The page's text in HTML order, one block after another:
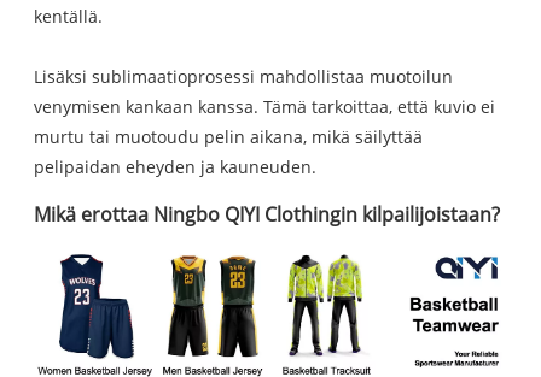
kentällä.
Lisäksi sublimaatioprosessi mahdollistaa muotoilun
venymisen kankaan kanssa. Tämä tarkoittaa, että kuvio ei
murtu tai muotoudu pelin aikana, mikä säilyttää
pelipaidan eheyden ja kauneuden.
Mikä erottaa Ningbo QIYI Clothingin kilpailijoistaan?